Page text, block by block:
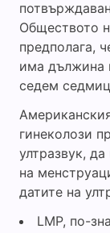
Обществото
предполага,
има дължина
седем
гинеколози
ултразвук,
на
датите на
LMP, по-